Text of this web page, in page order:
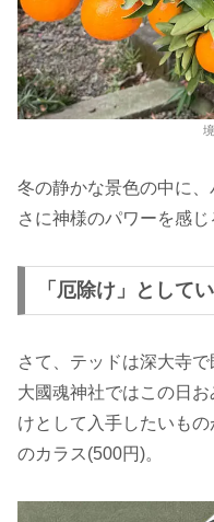
冬の静かな景色の中に
さに神様のパワーを感じ
「厄除け」として
さて、テッドは深大寺
大國魂神社ではこの日
けとして入手したいも
のカラス(500円)。